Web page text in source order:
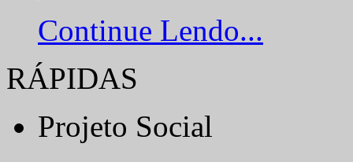
Continue Lendo...
RÁPIDAS
Projeto Social